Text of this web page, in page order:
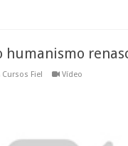
humanismo
Cursos Fiel Vídeo